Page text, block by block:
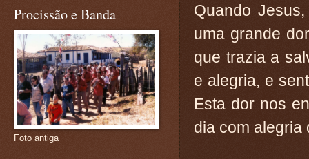
Quando
uma grande
que trazia a
e alegria, e
Esta dor nos
dia com alegria
Procissão e Banda
Foto antiga